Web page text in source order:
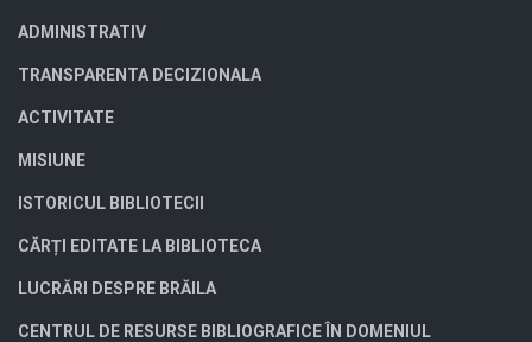
ADMINISTRATIV
TRANSPARENTA DECIZIONALA
ACTIVITATE
MISIUNE
ISTORICUL BIBLIOTECII
CĂRȚI EDITATE LA BIBLIOTECA
LUCRĂRI DESPRE BRĂILA
CENTRUL DE RESURSE BIBLIOGRAFICE ÎN DOMENIUL